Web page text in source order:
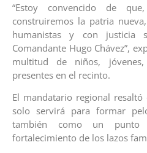
“Estoy convencido de
construiremos la patria
humanistas y con justicia
Comandante Hugo Chávez”,
multitud de niños,
presentes en el recinto.
El mandatario regional
solo servirá para formar
también como un
fortalecimiento de los lazos